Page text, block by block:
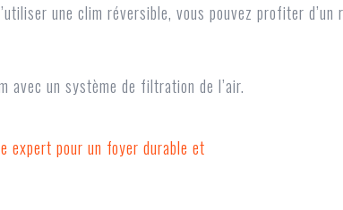
une clim réversible, vous pouvez profiter
avec un système de filtration de l’air.
expert pour un foyer durable et